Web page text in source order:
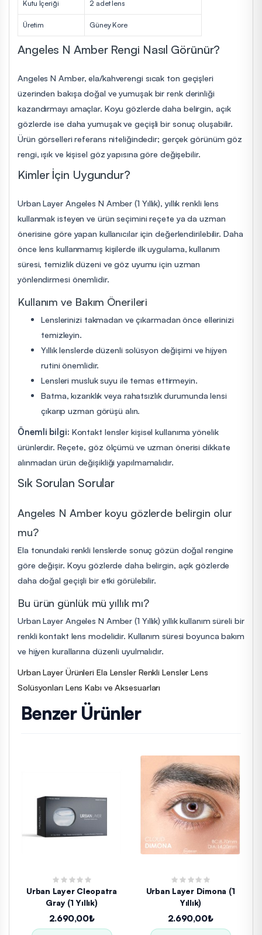
Kutu İçeriği 2 adet lens
Üretim Güney Kore
Angeles N Amber Rengi Nasıl Görünür?
Angeles N Amber, ela/kahverengi sıcak ton geçişleri
üzerinden bakışa doğal ve yumuşak bir renk derinliği
kazandırmayı amaçlar. Koyu gözlerde daha belirgin, açık
gözlerde ise daha yumuşak ve geçişli bir sonuç oluşabilir.
Ürün görselleri referans niteliğindedir; gerçek görünüm göz
rengi, ışık ve kişisel göz yapısına göre değişebilir.
Kimler İçin Uygundur?
Urban Layer Angeles N Amber (1 Yıllık), yıllık renkli lens
kullanmak isteyen ve ürün seçimini reçete ya da uzman
önerisine göre yapan kullanıcılar için değerlendirilebilir. Daha
önce lens kullanmamış kişilerde ilk uygulama, kullanım
süresi, temizlik düzeni ve göz uyumu için uzman
yönlendirmesi önemlidir.
Kullanım ve Bakım Önerileri
Lenslerinizi takmadan ve çıkarmadan önce ellerinizi
temizleyin.
Yıllık lenslerde düzenli solüsyon değişimi ve hijyen
rutini önemlidir.
Lensleri musluk suyu ile temas ettirmeyin.
Batma, kızarıklık veya rahatsızlık durumunda lensi
çıkarıp uzman görüşü alın.
Önemli bilgi: Kontakt lensler kişisel kullanıma yönelik
ürünlerdir. Reçete, göz ölçümü ve uzman önerisi dikkate
alınmadan ürün değişikliği yapılmamalıdır.
Sık Sorulan Sorular
Angeles N Amber koyu gözlerde belirgin olur
mu?
Ela tonundaki renkli lenslerde sonuç gözün doğal rengine
göre değişir. Koyu gözlerde daha belirgin, açık gözlerde
daha doğal geçişli bir etki görülebilir.
Bu ürün günlük mü yıllık mı?
Urban Layer Angeles N Amber (1 Yıllık) yıllık kullanım süreli bir
renkli kontakt lens modelidir. Kullanım süresi boyunca bakım
ve hijyen kurallarına düzenli uyulmalıdır.
Urban Layer Ürünleri Ela Lensler Renkli Lensler Lens
Solüsyonları Lens Kabı ve Aksesuarları
Benzer Ürünler
Urban Layer Cleopatra
Gray (1 Yıllık)
2.690,00₺
Urban Layer Dimona (1
Yıllık)
2.690,00₺